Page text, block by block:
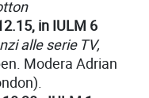
in IULM 6
alle serie TV,
Modera Adrian